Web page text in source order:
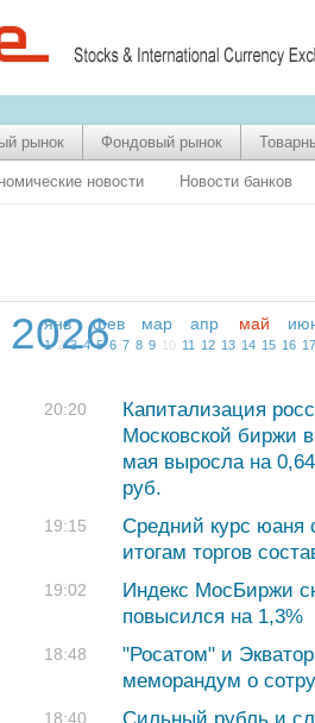
рынок Фондовый рынок
новости Новости банков
2026
янв фев мар апр май
1 2 3 4 5 6 7 8 9 10 11 12 13 14 15 16 17
20:20
Капитализация
Московской биржи
мая выросла на
руб.
19:15
Средний курс юаня
итогам торгов
19:02
Индекс МосБиржи
повысился на 1,3%
18:48
"Росатом" и
меморандум о
18:40